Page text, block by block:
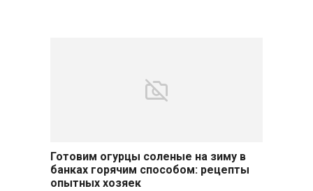
Готовим огурцы соленые на зиму в
банках горячим способом: рецепты
опытных хозяек